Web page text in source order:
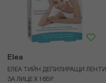
Elea
ЕЛЕА ТИЙН ДЕПИЛИРАЩИ ЛЕНТИ
ЗА ЛИЦЕ Х 16БР.